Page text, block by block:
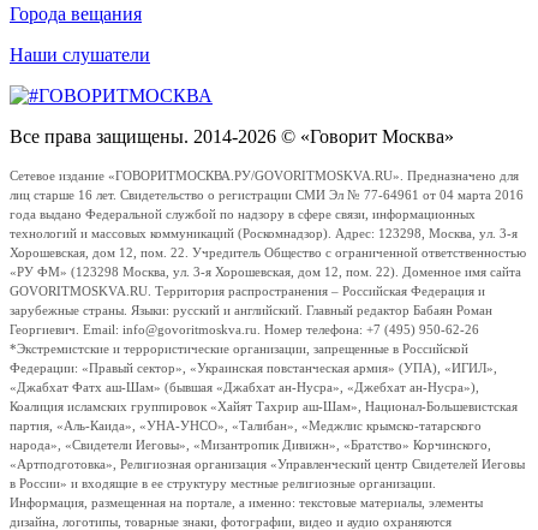
Города вещания
Наши слушатели
Все права защищены. 2014-2026 © «Говорит Москва»
Сетевое издание «ГОВОРИТМОСКВА.РУ/GOVORITMOSKVA.RU». Предназначено для
лиц старше 16 лет. Свидетельство о регистрации СМИ Эл № 77-64961 от 04 марта 2016
года выдано Федеральной службой по надзору в сфере связи, информационных
технологий и массовых коммуникаций (Роскомнадзор). Адрес: 123298, Москва, ул. 3-я
Хорошевская, дом 12, пом. 22. Учредитель Общество с ограниченной ответственностью
«РУ ФМ» (123298 Москва, ул. 3-я Хорошевская, дом 12, пом. 22). Доменное имя сайта
GOVORITMOSKVA.RU. Территория распространения – Российская Федерация и
зарубежные страны. Языки: русский и английский. Главный редактор Бабаян Роман
Георгиевич. Email: info@govoritmoskva.ru. Номер телефона: +7 (495) 950-62-26
*Экстремистские и террористические организации, запрещенные в Российской
Федерации: «Правый сектор», «Украинская повстанческая армия» (УПА), «ИГИЛ»,
«Джабхат Фатх аш-Шам» (бывшая «Джабхат ан-Нусра», «Джебхат ан-Нусра»),
Коалиция исламских группировок «Хайят Тахрир аш-Шам», Национал-Большевистская
партия, «Аль-Каида», «УНА-УНСО», «Талибан», «Меджлис крымско-татарского
народа», «Свидетели Иеговы», «Мизантропик Дивижн», «Братство» Корчинского,
«Артподготовка», Религиозная организация «Управленческий центр Свидетелей Иеговы
в России» и входящие в ее структуру местные религиозные организации.
Информация, размещенная на портале, а именно: текстовые материалы, элементы
дизайна, логотипы, товарные знаки, фотографии, видео и аудио охраняются